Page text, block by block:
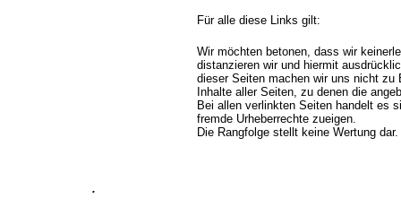
.
Für alle diese Links gilt:
Wir möchten betonen, dass wir
distanzieren wir und hiermit
dieser Seiten machen wir uns nicht zu
Inhalte aller Seiten, zu denen die
Bei allen verlinkten Seiten handelt es
fremde Urheberrechte zueigen.
Die Rangfolge stellt keine Wertung dar.